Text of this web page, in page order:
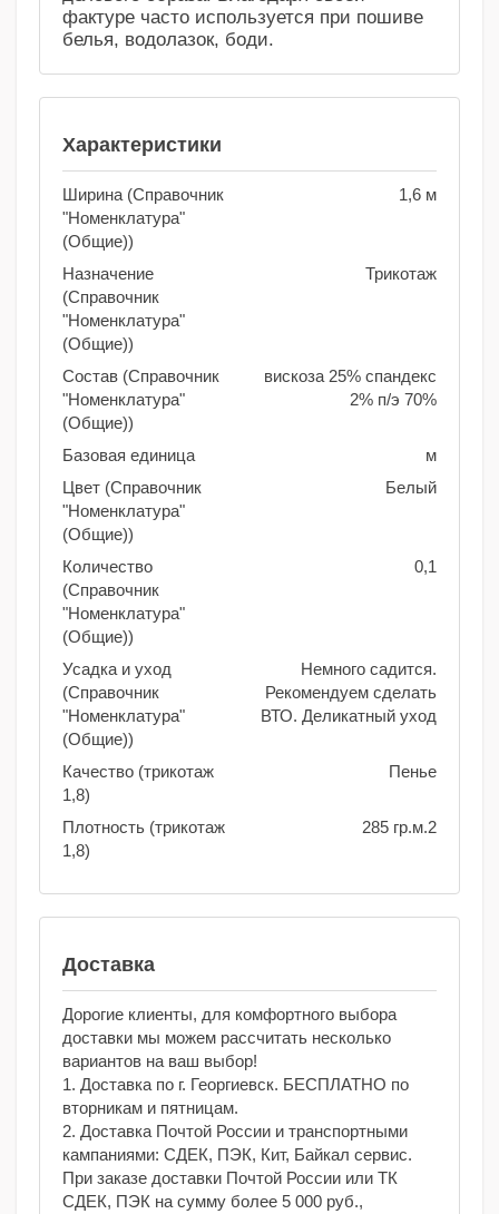
фактуре часто используется при пошиве
белья, водолазок, боди.
Характеристики
Ширина (Справочник
"Номенклатура"
(Общие))
1,6 м
Назначение
(Справочник
"Номенклатура"
(Общие))
Трикотаж
Состав (Справочник
"Номенклатура"
(Общие))
вискоза 25% спандекс
2% п/э 70%
Базовая единица
м
Цвет (Справочник
"Номенклатура"
(Общие))
Белый
Количество
(Справочник
"Номенклатура"
(Общие))
0,1
Усадка и уход
(Справочник
"Номенклатура"
(Общие))
Немного садится.
Рекомендуем сделать
ВТО. Деликатный уход
Качество (трикотаж
1,8)
Пенье
Плотность (трикотаж
1,8)
285 гр.м.2
Доставка
Дорогие клиенты, для комфортного выбора
доставки мы можем рассчитать несколько
вариантов на ваш выбор!
1. Доставка по г. Георгиевск. БЕСПЛАТНО по
вторникам и пятницам.
2. Доставка Почтой России и транспортными
кампаниями: СДЕК, ПЭК, Кит, Байкал сервис.
При заказе доставки Почтой России или ТК
СДЕК, ПЭК на сумму более 5 000 руб.,